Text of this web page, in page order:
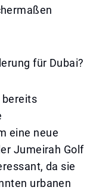
für Dubai?
bereits
eine neue
Jumeirah Golf
da sie
urbanen